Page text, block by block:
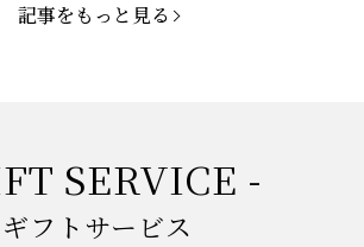
「お歳暮特集」開催中！
記事をもっと見る
SERVICE -
ギフトサービス